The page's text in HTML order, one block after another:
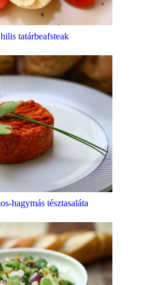
tatárbeafsteak
hagymás tésztasaláta